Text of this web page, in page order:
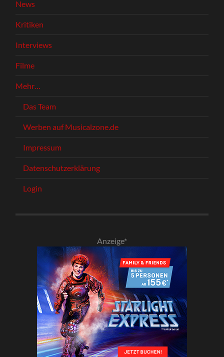
News
Kritiken
Interviews
Filme
Mehr…
Das Team
Werben auf Musicalzone.de
Impressum
Datenschutzerklärung
Login
Anzeige*